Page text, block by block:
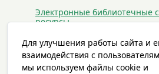
Электронные библиотечные
ресурсы
Сайты антиэкстремистского и
антитеррористического
Статьи
Для улучшения работы сайта и
взаимодействия с
мы используем файлы cookie и